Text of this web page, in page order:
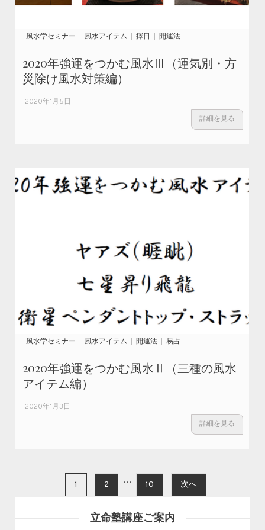
風水学セミナー 風水アイテム 擇日 開運法
2020年強運をつかむ風水Ⅲ（運気別・方
災除け風水対策編）
2020年1月5日
詳細を見る
風水学セミナー 風水アイテム 開運法 易占
2020年強運をつかむ風水Ⅱ（三種の風水
アイテム編）
2020年1月3日
詳細を見る
投稿ナビゲーション
1 2 … 10 次へ
立命塾講座ご案内